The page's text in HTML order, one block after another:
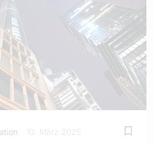
10. März 2025